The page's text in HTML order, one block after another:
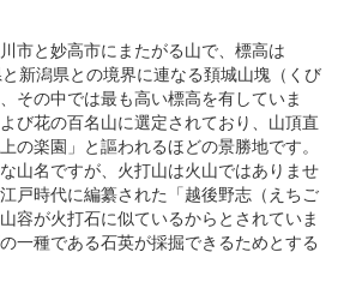
市と妙高市にまたがる山で、標高は
新潟県との境界に連なる頚城山塊（くび
その中では最も高い標高を有していま
び花の百名山に選定されており、山頂直
の楽園」と謳われるほどの景勝地です。
山名ですが、火打山は火山ではありませ
戸時代に編纂された「越後野志（えちご
容が火打石に似ているからとされていま
一種である石英が採掘できるためとする